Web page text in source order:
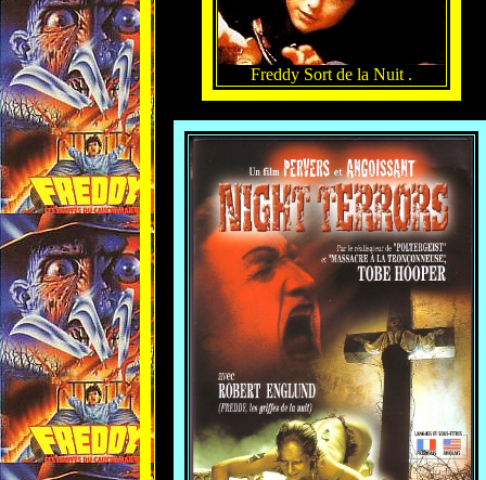
Freddy Sort de la Nuit .